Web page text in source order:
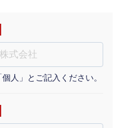
RPO『トルトルくん』
画制作『動画でカリトルくん』
『LINEマキトルくん』
作『SEOトライアル』
善『最強LP』
ンネル構築『トリトル』
人」とご記入ください。